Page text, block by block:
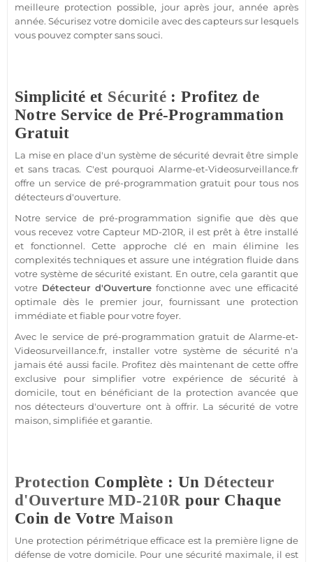
meilleure protection possible, jour après jour, année après
année. Sécurisez votre domicile avec des capteurs sur lesquels
vous pouvez compter sans souci.
Simplicité et Sécurité: Profitez de
Notre Service de Pré-Programmation
Gratuit
La mise en place d'un système desécurité devrait être simple
et sans tracas. C'est pourquoi Alarme-et-Videosurveillance.fr
offre un service de pré-programmation gratuit pour tous nos
détecteurs d'ouverture.
Notre service de pré-programmation signifie que dès que
vous recevez votre Capteur MD-210R, il est prêt à être installé
et fonctionnel. Cette approche clé en main élimine les
complexités techniques et assure une intégration fluide dans
votre systèmedesécurité existant. En outre, cela garantit que
votre Détecteur d'Ouverture fonctionne avec une efficacité
optimale dès le premier jour, fournissant une protection
immédiate etfiable pour votre foyer.
Avec le service de pré-programmation gratuit de Alarme-et-
Videosurveillance.fr, installer votre systèmede sécuritén'a
jamais été aussi facile. Profitez dès maintenant de cette offre
exclusive pour simplifier votre expérience de sécurité à
domicile, tout en bénéficiant de la protection avancée que
nos détecteurs d'ouverture ont à offrir. La sécuritéde votre
maison, simplifiée et garantie.
Protection Complète : UnDétecteur
d'Ouverture MD-210R pour Chaque
Coin de VotreMaison
Une protection périmétrique efficace est la première ligne de
défense de votre domicile. Pour une sécuritémaximale, il est